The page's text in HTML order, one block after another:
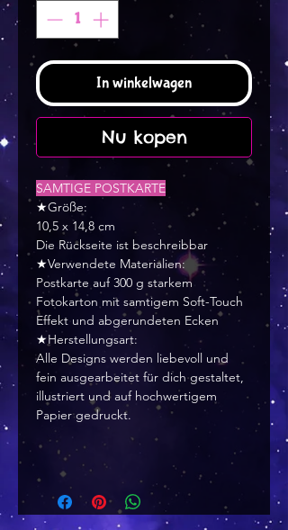
In winkelwagen
Nu kopen
SAMTIGE POSTKARTE
★Größe:
10,5 x 14,8 cm
Die Rückseite ist beschreibbar
★Verwendete Materialien:
Postkarte auf 300 g starkem
Fotokarton mit samtigem Soft-Touch
Effekt und abgerundeten Ecken
★Herstellungsart:
Alle Designs werden liebevoll und
fein ausgearbeitet für dich gestaltet,
illustriert und auf hochwertigem
Papier gedruckt.